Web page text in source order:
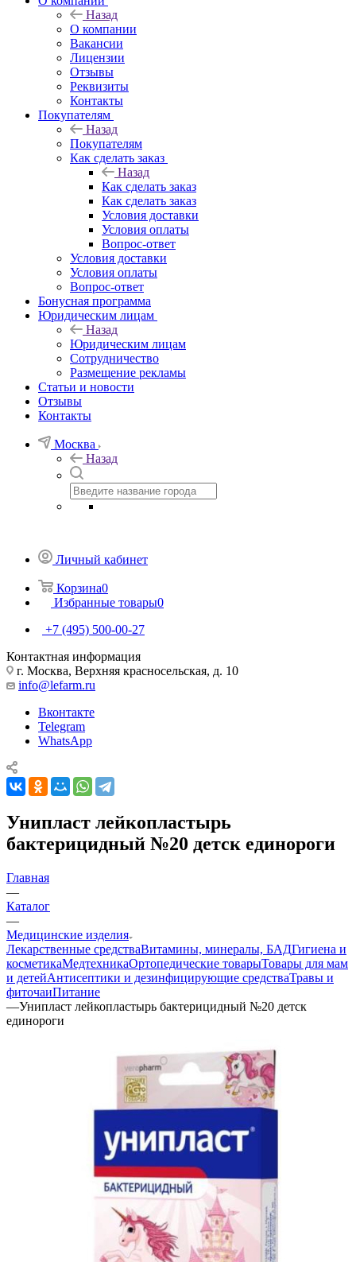
Назад
О компании
Вакансии
Лицензии
Отзывы
Реквизиты
Контакты
Покупателям
Назад
Покупателям
Как сделать заказ
Назад
Как сделать заказ
Как сделать заказ
Условия доставки
Условия оплаты
Вопрос-ответ
Условия доставки
Условия оплаты
Вопрос-ответ
Бонусная программа
Юридическим лицам
Назад
Юридическим лицам
Сотрудничество
Размещение рекламы
Статьи и новости
Отзывы
Контакты
Москва
Назад
Личный кабинет
Корзина0
Избранные товары0
+7 (495) 500-00-27
Контактная информация
г. Москва, Верхняя красносельская, д. 10
info@lefarm.ru
Вконтакте
Telegram
WhatsApp
Унипласт лейкопластырь
бактерицидный №20 детск единороги
Главная
—
Каталог
—
Медицинские изделия
Лекарственные средстваВитамины, минералы, БАДГигиена и
косметикаМедтехникаОртопедические товарыТовары для мам
и детейАнтисептики и дезинфицирующие средстваТравы и
фиточаиПитание
—Унипласт лейкопластырь бактерицидный №20 детск
единороги